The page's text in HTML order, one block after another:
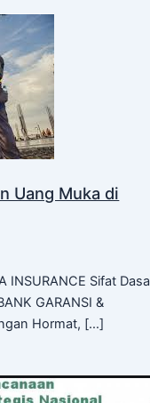
Uang Muka di
INSURANCE Sifat
GARANSI &
Hormat, […]